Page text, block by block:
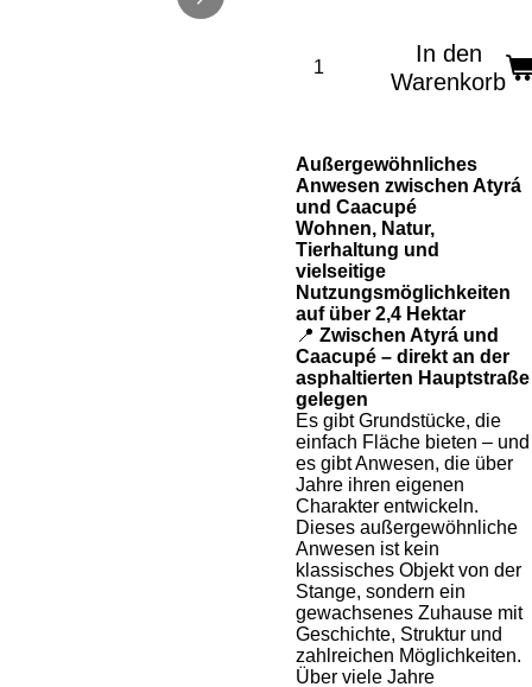
In den
Warenkorb
Außergewöhnliches
Anwesen zwischen Atyrá
und Caacupé
Wohnen, Natur,
Tierhaltung und
vielseitige
Nutzungsmöglichkeiten
auf über 2,4 Hektar
📍 Zwischen Atyrá und
Caacupé – direkt an der
asphaltierten Hauptstraße
gelegen
Es gibt Grundstücke, die
einfach Fläche bieten – und
es gibt Anwesen, die über
Jahre ihren eigenen
Charakter entwickeln.
Dieses außergewöhnliche
Anwesen ist kein
klassisches Objekt von der
Stange, sondern ein
gewachsenes Zuhause mit
Geschichte, Struktur und
zahlreichen Möglichkeiten.
Über viele Jahre